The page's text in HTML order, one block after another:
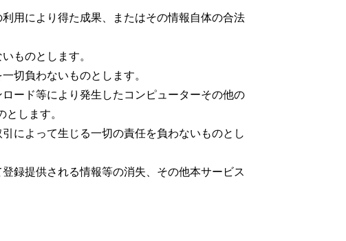
用により得た成果、またはその情報自体の合法
ものとします。
切負わないものとします。
ード等により発生したコンピューターその他の
します。
によって生じる一切の責任を負わないものとし
録提供される情報等の消失、その他本サービス